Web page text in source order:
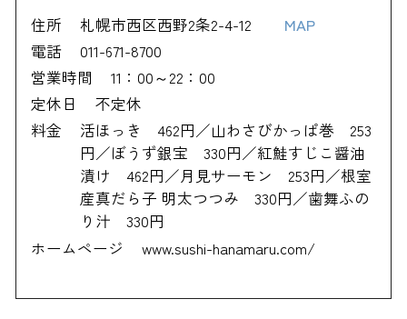
住所 札幌市西区西野2条2-4-12
MAP
電話
011-671-8700
営業時間
11：00～22：00
定休日
不定休
料金
活ほっき 462円／山わさびかっぱ巻 253
円／ぼうず銀宝 330円／紅鮭すじこ醤油
漬け 462円／月見サーモン 253円／根室
産真だら子 明太つつみ 330円／歯舞ふの
り汁 330円
ホームページ
www.sushi-hanamaru.com/